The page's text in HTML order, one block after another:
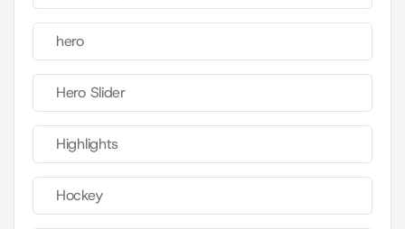
hero
Hero Slider
Highlights
Hockey